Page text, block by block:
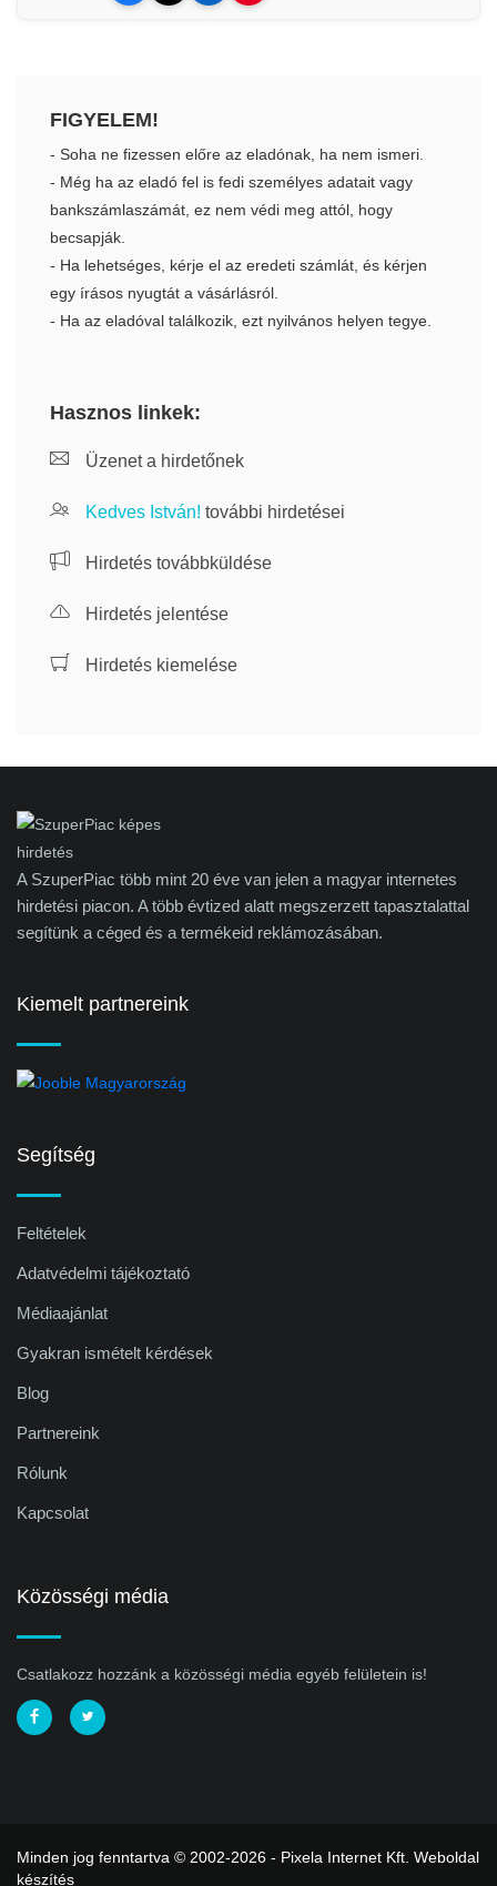
FIGYELEM!
- Soha ne fizessen előre az eladónak, ha nem ismeri.
- Még ha az eladó fel is fedi személyes adatait vagy
bankszámlaszámát, ez nem védi meg attól, hogy
becsapják.
- Ha lehetséges, kérje el az eredeti számlát, és kérjen
egy írásos nyugtát a vásárlásról.
- Ha az eladóval találkozik, ezt nyilvános helyen tegye.
Hasznos linkek:
Üzenet a hirdetőnek
Kedves István! további hirdetései
Hirdetés továbbküldése
Hirdetés jelentése
Hirdetés kiemelése
A SzuperPiac több mint 20 éve van jelen a magyar internetes
hirdetési piacon. A több évtized alatt megszerzett tapasztalattal
segítünk a céged és a termékeid reklámozásában.
Kiemelt partnereink
Segítség
Feltételek
Adatvédelmi tájékoztató
Médiaajánlat
Gyakran ismételt kérdések
Blog
Partnereink
Rólunk
Kapcsolat
Közösségi média
Csatlakozz hozzánk a közösségi média egyéb felületein is!
Minden jog fenntartva © 2002-2026 - Pixela Internet Kft. Weboldal
készítés